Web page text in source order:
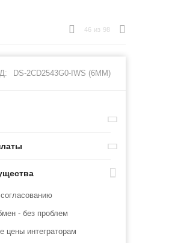
46 из 98
DS-2CD2543G0-IWS (6MM)
- без проблем
цены интеграторам